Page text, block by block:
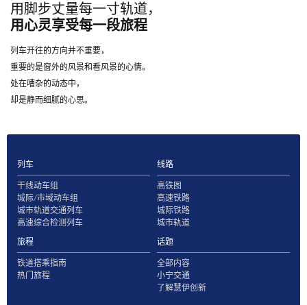
用脚步丈量每一寸轨道，
用心灵享受每一段旅程
列车开往的方向并不重要，
重要的是窗外的风景和看风景的心情。
处在嘈杂的动态中，
却是静而细腻的心思。
列车
干线动车组
城际/市域动车组
城市轨道交通列车
高速综合检测列车
线路
高铁图
高速铁路
城际铁路
城市轨道
旅程
铁道搭乘指南
热门旅程
话题
全部内容
小宁交通
了解慧伊创新